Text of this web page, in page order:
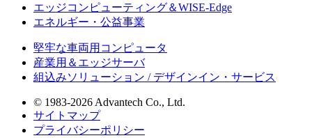
エッジコンピューティング＆WISE-Edge
エネルギー・公益事業
堅牢な車両用コンピュータ
産業用＆エッジサーバ
組込みソリューション / デザインイン・サービス
© 1983-2026 Advantech Co., Ltd.
サイトマップ
プライバシーポリシー